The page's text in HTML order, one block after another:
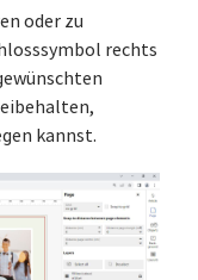
oder zu
rechts
kannst.